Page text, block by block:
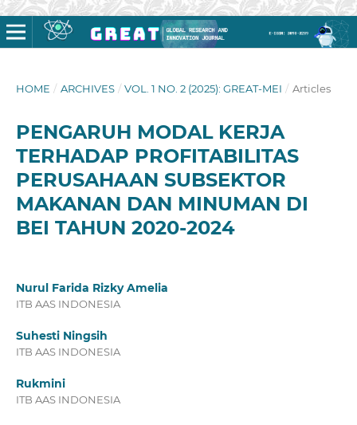
HOME / ARCHIVES / VOL. 1 NO. 2 (2025): GREAT-MEI / Articles
PENGARUH MODAL KERJA
TERHADAP PROFITABILITAS
PERUSAHAAN SUBSEKTOR
MAKANAN DAN MINUMAN DI
BEI TAHUN 2020-2024
Nurul Farida Rizky Amelia
ITB AAS INDONESIA
Suhesti Ningsih
ITB AAS INDONESIA
Rukmini
ITB AAS INDONESIA